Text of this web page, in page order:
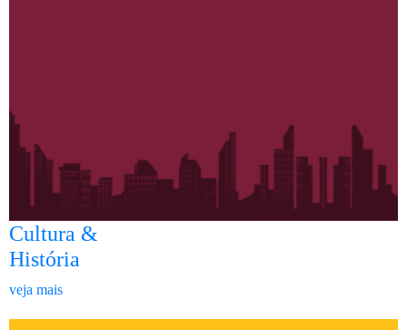
Cultura &
História
veja mais